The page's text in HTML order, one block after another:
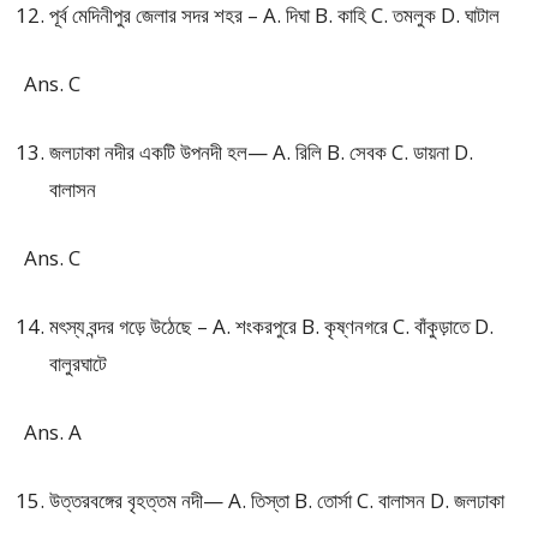
পূর্ব মেদিনীপুর জেলার সদর শহর – A. দিঘা B. কাহি C. তমলুক D. ঘাটাল
Ans. C
জলঢাকা নদীর একটি উপনদী হল— A. রিলি B. সেবক C. ডায়না D.
বালাসন
Ans. C
মৎস্য বন্দর গড়ে উঠেছে – A. শংকরপুরে B. কৃষ্ণনগরে C. বাঁকুড়াতে D.
বালুরঘাটে
Ans. A
উত্তরবঙ্গের বৃহত্তম নদী— A. তিস্তা B. তোর্সা C. বালাসন D. জলঢাকা